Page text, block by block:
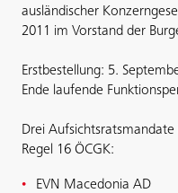
ausländischer
2011 im Vorstand der
Erstbestellung: 5.
Ende laufende
Drei
Regel 16 ÖCGK:
EVN Macedonia AD